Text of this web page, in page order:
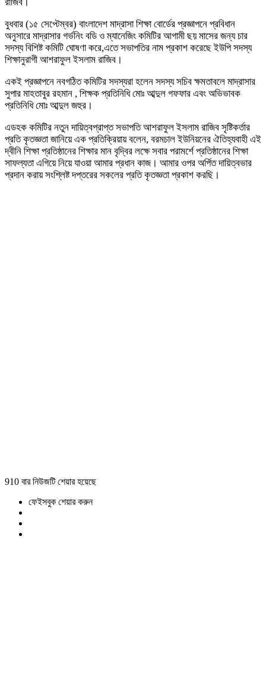
বুধবার (১৫ সেপ্টেম্বর) বাংলাদেশ মাদ্রাসা শিক্ষা বোর্ডের প্রজ্ঞাপনে প্রবিধান
অনুসারে মাদ্রাসার গর্ভনিং বডি ও ম্যানেজিং কমিটির আগামী ছয় মাসের জন্য চার
সদস্য বিশিষ্ট কমিটি ঘোষণা করে,এতে সভাপতির নাম প্রকাশ করেছে ইউপি সদস্য
শিক্ষানুরাগী আশরাফুল ইসলাম রাজিব।
একই প্রজ্ঞাপনে নবগঠিত কমিটির সদস্যরা হলেন সদস্য সচিব ক্ষমতাবলে মাদ্রাসার
সুপার মাহতাবুর রহমান , শিক্ষক প্রতিনিধি মোঃ আব্দুল গফফার এবং অভিভাবক
প্রতিনিধি মোঃ আব্দুল জহুর।
এডহক কমিটির নতুন দায়িত্বপ্রাপ্ত সভাপতি আশরাফুল ইসলাম রাজিব সৃষ্টিকর্তার
প্রতি কৃতজ্ঞতা জানিয়ে এক প্রতিক্রিয়ায় বলেন, বরমচাল ইউনিয়নের ঐতিহ্যবাহী এই
দ্বীনি শিক্ষা প্রতিষ্ঠানের শিক্ষার মান বৃদ্বির লক্ষে সবার পরামর্শে প্রতিষ্ঠানের শিক্ষা
সাফল্যতা এগিয়ে নিয়ে যাওয়া আমার প্রধান কাজ। আমার ওপর অর্পিত দায়িত্বভার
প্রদান করায় সংশ্লিষ্ট দপ্তরের সকলের প্রতি কৃতজ্ঞতা প্রকাশ করছি।
910 বার নিউজটি শেয়ার হয়েছে
ফেইসবুক শেয়ার করুন